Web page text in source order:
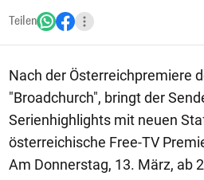
Teilen
Nach der Österreichpremiere
"Broadchurch", bringt der
Serienhighlights mit neuen
österreichische Free-TV
Am Donnerstag, 13. März, ab